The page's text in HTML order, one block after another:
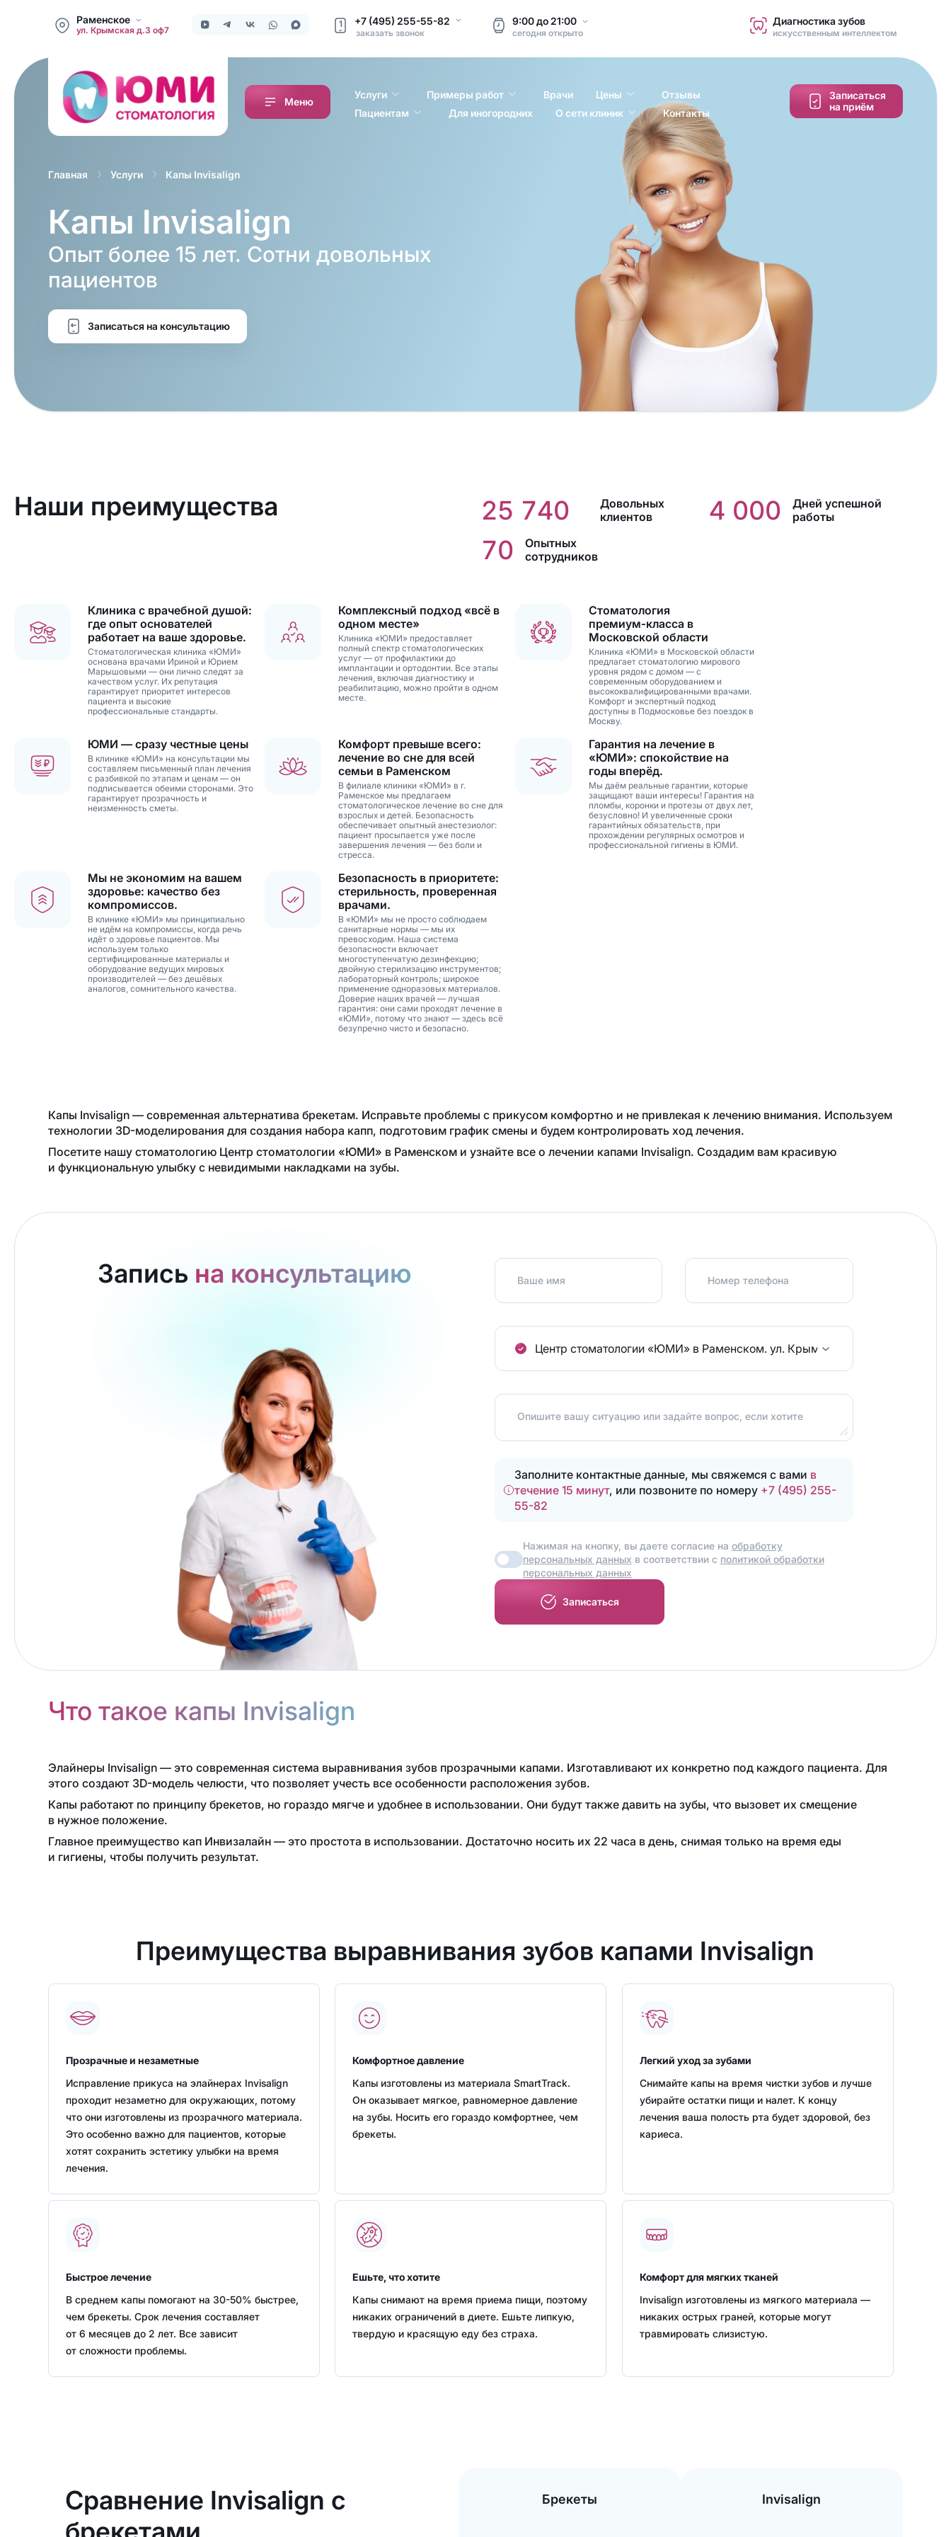
Раменское
ул. Крымская д.3 оф7
1 +7 (495) 255-55-82
заказать звонок
9:00до21:00
сегодняоткрыто
Диагностика зубов
искусственным интеллектом
Меню
Услуги Примеры работ Врачи Цены
Отзывы
Пациентам
Для иногородних О сети клиник Контакты
Записаться
на приём
Главная Услуги Капы Invisalign
Капы Invisalign
Опыт более 15 лет. Сотни довольных
пациентов
Записаться на консультацию
Наши преимущества 25 740
Довольных
клиентов
4 000
Дней успешной
работы
70
Опытных
сотрудников
Клиника с врачебной душой:
где опыт основателей
работает на ваше здоровье.
Стоматологическая клиника «ЮМИ»
основана врачами Ириной и Юрием
Марышовыми — они лично следят за
качеством услуг. Их репутация
гарантирует приоритет интересов
пациента и высокие
профессиональные стандарты.
Комплексный подход «всё в
одном месте»
Клиника «ЮМИ» предоставляет
полный спектр стоматологических
услуг — от профилактики до
имплантации и ортодонтии. Все этапы
лечения, включая диагностику и
реабилитацию, можно пройти в одном
месте.
Стоматология
премиум‑класса в
Московской области
Клиника «ЮМИ» в Московской области
предлагает стоматологию мирового
уровня рядом с домом — с
современным оборудованием и
высококвалифицированными врачами.
Комфорт и экспертный подход
доступны в Подмосковье без поездок в
Москву.
ЮМИ — сразу честные цены
В клинике «ЮМИ» на консультации мы
составляем письменный план лечения
с разбивкой по этапам и ценам — он
подписывается обеими сторонами. Это
гарантирует прозрачность и
неизменность сметы.
Комфорт превыше всего:
лечение во сне для всей
семьи в Раменском
В филиале клиники «ЮМИ» в г.
Раменское мы предлагаем
стоматологическое лечение во сне для
взрослых и детей. Безопасность
обеспечивает опытный анестезиолог:
пациент просыпается уже после
завершения лечения — без боли и
стресса.
Гарантия на лечение в
«ЮМИ»: спокойствие на
годы вперёд.
Мы даём реальные гарантии, которые
защищают ваши интересы! Гарантия на
пломбы, коронки и протезы от двух лет,
безусловно! И увеличенные сроки
гарантийных обязательств, при
прохождении регулярных осмотров и
профессиональной гигиены в ЮМИ.
Мы не экономим на вашем
здоровье: качество без
компромиссов.
В клинике «ЮМИ» мы принципиально
не идём на компромиссы, когда речь
идёт о здоровье пациентов. Мы
используем только
сертифицированные материалы и
оборудование ведущих мировых
производителей — без дешёвых
аналогов, сомнительного качества.
Безопасность в приоритете:
стерильность, проверенная
врачами.
В «ЮМИ» мы не просто соблюдаем
санитарные нормы — мы их
превосходим. Наша система
безопасности включает
многоступенчатую дезинфекцию;
двойную стерилизацию инструментов;
лабораторный контроль; широкое
применение одноразовых материалов.
Доверие наших врачей — лучшая
гарантия: они сами проходят лечение в
«ЮМИ», потому что знают — здесь всё
безупречно чисто и безопасно.
Капы Invisalign — современная альтернатива брекетам. Исправьте проблемы с прикусом комфортно и не привлекая к лечению внимания. Используем
технологии 3D-моделирования для создания набора капп, подготовим график смены и будем контролировать ход лечения.
Посетите нашу стоматологию Центр стоматологии «ЮМИ» в Раменском и узнайте все о лечении капами Invisalign. Создадим вам красивую
и функциональную улыбку с невидимыми накладками на зубы.
Запись на консультацию Ваше имя Номер телефона
Центр стоматологии «ЮМИ» в Раменском. ул. Крымская д.3 оф7
Опишите вашу ситуацию или задайте вопрос, если хотите
Заполните контактные данные, мы свяжемся с вами в
течение 15 минут, или позвоните по номеру +7 (495) 255-
55-82
Нажимая на кнопку, вы даете согласие на обработку
персональных данных в соответствии с политикой обработки
персональных данных
Записаться
Что такое капы Invisalign
Элайнеры Invisalign — это современная система выравнивания зубов прозрачными капами. Изготавливают их конкретно под каждого пациента. Для
этого создают 3D-модель челюсти, что позволяет учесть все особенности расположения зубов.
Капы работают по принципу брекетов, но гораздо мягче и удобнее в использовании. Они будут также давить на зубы, что вызовет их смещение
в нужное положение.
Главное преимущество кап Инвизалайн — это простота в использовании. Достаточно носить их 22 часа в день, снимая только на время еды
и гигиены, чтобы получить результат.
Преимущества выравнивания зубов капами Invisalign
Прозрачные и незаметные
Исправление прикуса на элайнерах Invisalign
проходит незаметно для окружающих, потому
что они изготовлены из прозрачного материала.
Это особенно важно для пациентов, которые
хотят сохранить эстетику улыбки на время
лечения.
Комфортное давление
Капы изготовлены из материала SmartTrack.
Он оказывает мягкое, равномерное давление
на зубы. Носить его гораздо комфортнее, чем
брекеты.
Легкий уход за зубами
Снимайте капы на время чистки зубов и лучше
убирайте остатки пищи и налет. К концу
лечения ваша полость рта будет здоровой, без
кариеса.
Быстрое лечение
В среднем капы помогают на 30-50% быстрее,
чем брекеты. Срок лечения составляет
от 6 месяцев до 2 лет. Все зависит
от сложности проблемы.
Ешьте, что хотите
Капы снимают на время приема пищи, поэтому
никаких ограничений в диете. Ешьте липкую,
твердую и красящую еду без страха.
Комфорт для мягких тканей
Invisalign изготовлены из мягкого материала —
никаких острых граней, которые могут
травмировать слизистую.
Сравнение Invisalign с
Брекеты Invisalign